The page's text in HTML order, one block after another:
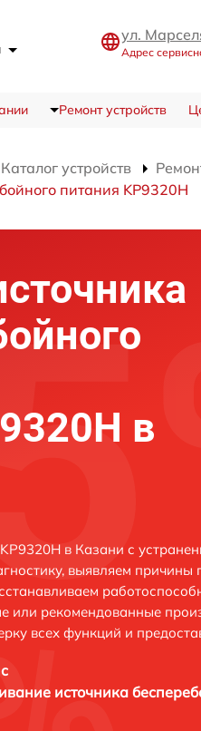
ул.
Адрес
Ремонт устройств
Каталог устройств
питания KP9320H
в
в Казани с
выявляем причины
или рекомендованные
всех функций и
источника